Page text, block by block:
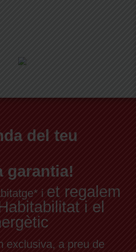
del teu
garantia!
i et regalem
i el
exclusiva, a preu de